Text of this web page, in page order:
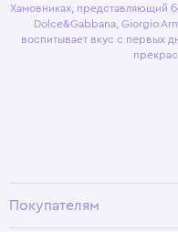
Хамовниках, представляющий
Dolce&Gabbana, Giorgio
воспитывает вкус с первых
Покупателям